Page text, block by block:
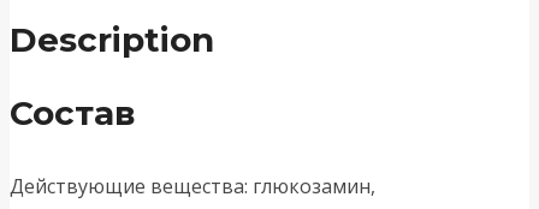
Description
Состав
Действующие вещества: глюкозамин,